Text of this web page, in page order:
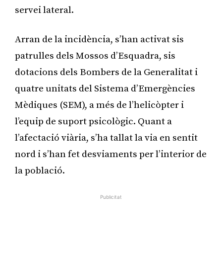
servei lateral.
Arran de la incidència, s’han activat sis
patrulles dels Mossos d’Esquadra, sis
dotacions dels Bombers de la Generalitat i
quatre unitats del Sistema d’Emergències
Mèdiques (SEM), a més de l’helicòpter i
l’equip de suport psicològic. Quant a
l’afectació viària, s’ha tallat la via en sentit
nord i s’han fet desviaments per l’interior de
la població.
Publicitat